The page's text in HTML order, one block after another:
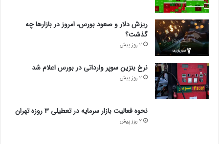
ریزش دلار و صعود بورس، امروز در بازارها چه
گذشت؟
2 روز پیش
نرخ بنزین سوپر وارداتی در بورس اعلام شد
2 روز پیش
نحوه فعالیت بازار سرمایه در تعطیلی ۳ روزه تهران
2 روز پیش